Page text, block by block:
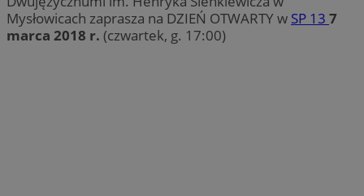
Mysłowicach zaprasza na DZIEŃ OTWARTY w SP 13 7
marca 2018 r. (czwartek, g. 17:00)